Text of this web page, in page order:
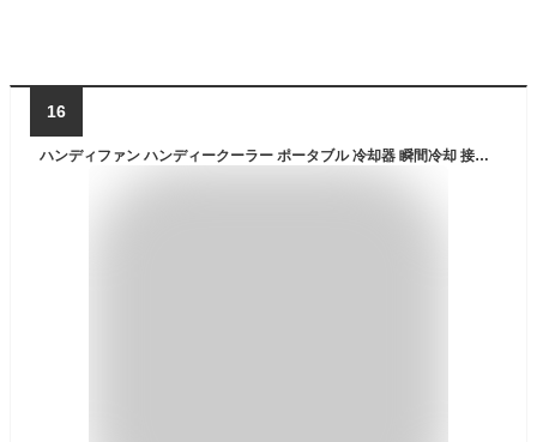
16
ハンディファン ハンディークーラー ポータブル 冷却器 瞬間冷却 接触冷感 冷却プレート 半導体 ファン 扇風機 USB充電式 静音 コンパクト 軽量 手持ち ミニクーラー 涼しい 冷たい 暑さ ハンディクーラー 軽量 暑さ対策 小型